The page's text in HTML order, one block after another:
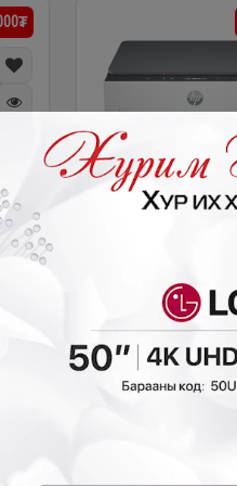
Хэмнэлт:210,000₮
Сарын төлөлт:
999,900₮
789,900₮